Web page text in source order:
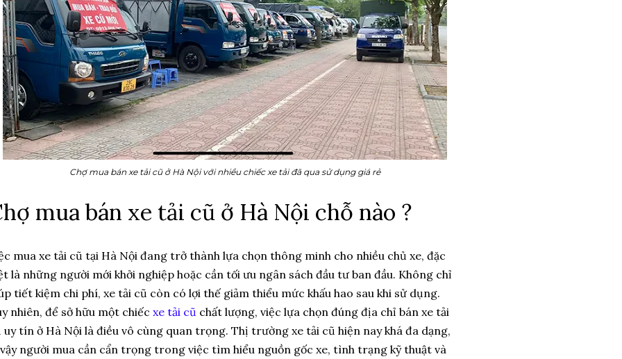
Chợ mua bán xe tải cũ ở Hà Nội với nhiều chiếc xe tải đã qua sử dụng giá rẻ
mua bán xe tải cũ ở Hà Nội chỗ nào ?
mua xe tải cũ tại Hà Nội đang trở thành lựa chọn thông minh cho nhiều chủ xe, đặc
là những người mới khởi nghiệp hoặc cần tối ưu ngân sách đầu tư ban đầu. Không chỉ
tiết kiệm chi phí, xe tải cũ còn có lợi thế giảm thiểu mức khấu hao sau khi sử dụng.
nhiên, để sở hữu một chiếc xe tải cũ chất lượng, việc lựa chọn đúng địa chỉ bán xe tải
uy tín ở Hà Nội là điều vô cùng quan trọng. Thị trường xe tải cũ hiện nay khá đa dạng,
người mua cần cẩn trọng trong việc tìm hiểu nguồn gốc xe, tình trạng kỹ thuật và